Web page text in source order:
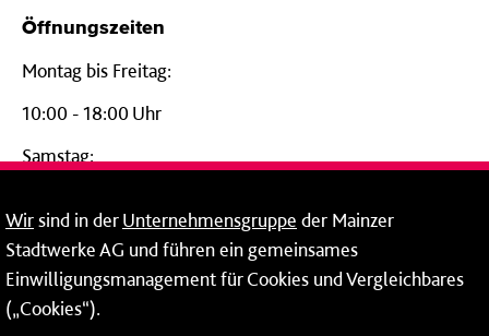
Öffnungszeiten
Montag bis Freitag:
10:00 - 18:00 Uhr
Samstag:
24-Stunden-Telefon*
06131 – 12 77 77
Fax: 06131 – 12 66 66
Wirsind in derUnternehmensgruppe der Mainzer
Stadtwerke AG und führen ein gemeinsames
Einwilligungsmanagement für Cookies und Vergleichbares
(„Cookies“).